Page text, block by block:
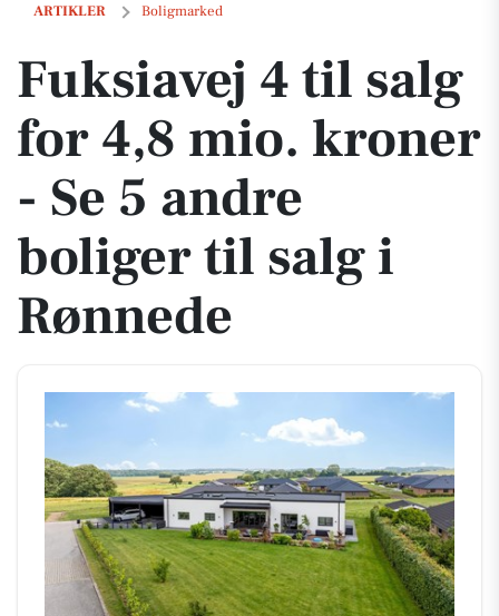
ARTIKLER Boligmarked
Fuksiavej 4 til salg for 4,8 mio. kroner - Se 5 andre boliger til salg i
Fuksiavej 4 til salg
for 4,8 mio. kroner
- Se 5 andre
boliger til salg i
Rønnede